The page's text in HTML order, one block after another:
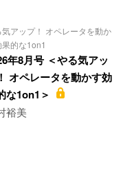
アップ！ オペレータを動か
的な1on1
年8月号 ＜やる気アッ
オペレータを動かす効
な1on1＞
裕美